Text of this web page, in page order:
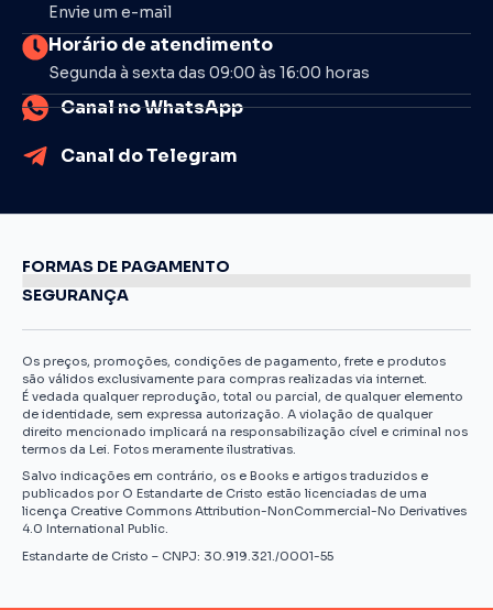
Envie um e-mail
Horário de atendimento
Segunda à sexta das 09:00 às 16:00 horas
Canal no WhatsApp
Canal do Telegram
FORMAS DE PAGAMENTO
SEGURANÇA
Os preços, promoções, condições de pagamento, frete e produtos
são válidos exclusivamente para compras realizadas via internet.
É vedada qualquer reprodução, total ou parcial, de qualquer elemento
de identidade, sem expressa autorização. A violação de qualquer
direito mencionado implicará na responsabilização cível e criminal nos
termos da Lei. Fotos meramente ilustrativas.
Salvo indicações em contrário, os e Books e artigos traduzidos e
publicados por O Estandarte de Cristo estão licenciadas de uma
licença Creative Commons Attribution-NonCommercial-No Derivatives
4.0 International Public.
Estandarte de Cristo – CNPJ: 30.919.321./0001-55